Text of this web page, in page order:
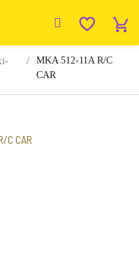
MKA 512-11A R/C
CAR